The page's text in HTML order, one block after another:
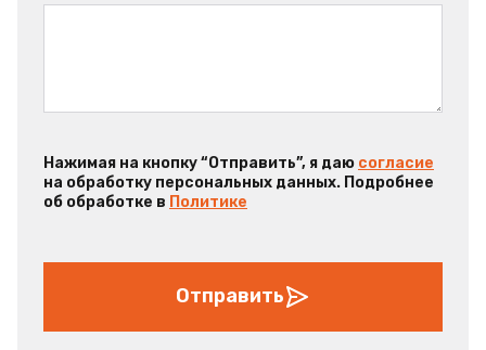
Нажимая на кнопку “Отправить”, я даю согласие
на обработку персональных данных. Подробнее
об обработке в Политике
Отправить